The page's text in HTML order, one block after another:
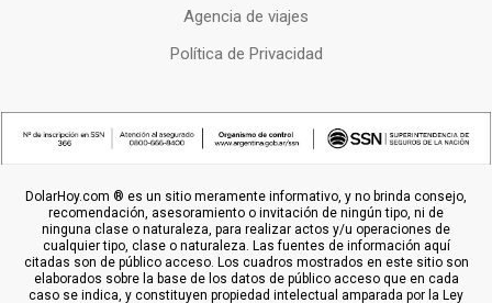
Agencia de viajes
Política de Privacidad
DolarHoy.com ® es un sitio meramente informativo, y no brinda consejo,
recomendación, asesoramiento o invitación de ningún tipo, ni de
ninguna clase o naturaleza, para realizar actos y/u operaciones de
cualquier tipo, clase o naturaleza. Las fuentes de información aquí
citadas son de público acceso. Los cuadros mostrados en este sitio son
elaborados sobre la base de los datos de público acceso que en cada
caso se indica, y constituyen propiedad intelectual amparada por la Ley